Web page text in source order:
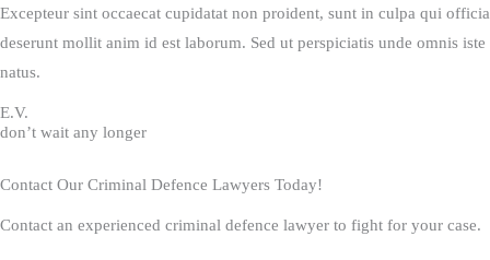
Excepteur sint occaecat cupidatat non proident, sunt in culpa qui officia
deserunt mollit anim id est laborum. Sed ut perspiciatis unde omnis iste
natus.
E.V.
don’t wait any longer
Contact Our Criminal Defence Lawyers Today!
Contact an experienced criminal defence lawyer to fight for your case.